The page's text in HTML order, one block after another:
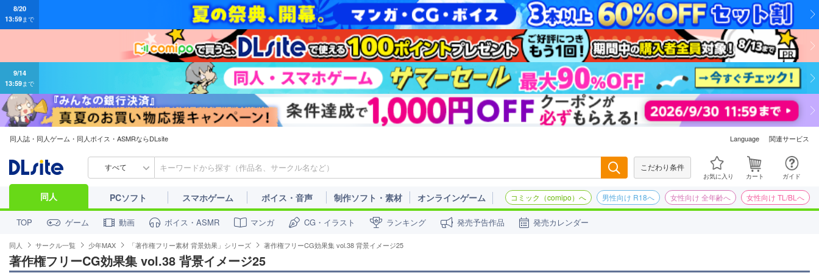
同人誌・同人ゲーム・同人ボイス・ASMRならDLsite Language 関連サービス
すべて こだわり条件
お気に入り カート ガイド
同人 PCソフト スマホゲーム ボイス・音声 制作ソフト・素材 オンラインゲーム コミック（comipo）へ 男性向け R18へ 女性向け 全年齢へ 女性向け TL/BLへ
TOP ゲーム 動画 ボイス・ASMR マンガ CG・イラスト ランキング 発売予告作品 発売カレンダー
同人 サークル一覧 少年MAX 「著作権フリー素材 背景効果」シリーズ 著作権フリーCG効果集 vol.38 背景イメージ25
著作権フリーCG効果集 vol.38 背景イメージ25